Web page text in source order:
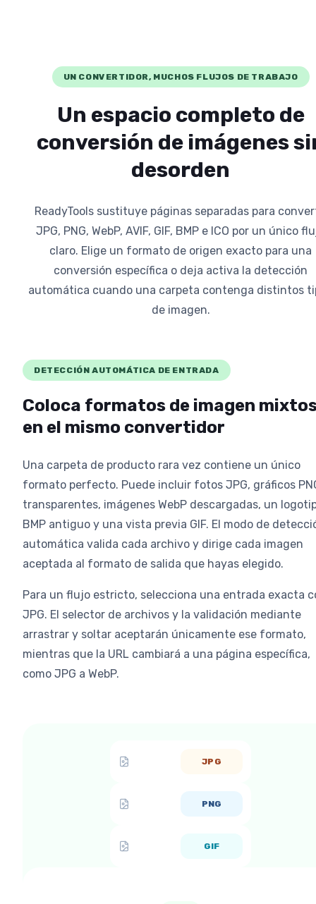
UN CONVERTIDOR, MUCHOS FLUJOS DE TRABAJO
Un espacio completo de
conversión de imágenes
desorden
ReadyTools sustituye páginas separadas para
JPG, PNG, WebP, AVIF, GIF, BMP e ICO por un único
claro. Elige un formato de origen exacto para una
conversión específica o deja activa la detección
automática cuando una carpeta contenga distintos
de imagen.
DETECCIÓN AUTOMÁTICA DE ENTRADA
Coloca formatos de imagen
en el mismo convertidor
Una carpeta de producto rara vez contiene un único
formato perfecto. Puede incluir fotos JPG, gráficos
transparentes, imágenes WebP descargadas, un
BMP antiguo y una vista previa GIF. El modo de
automática valida cada archivo y dirige cada imagen
aceptada al formato de salida que hayas elegido.
Para un flujo estricto, selecciona una entrada exacta
JPG. El selector de archivos y la validación mediante
arrastrar y soltar aceptarán únicamente ese formato,
mientras que la URL cambiará a una página específica,
como JPG a WebP.
JPG
PNG
GIF